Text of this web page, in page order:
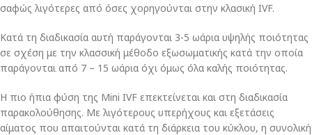
σαφώς λιγότερες από όσες χορηγούνται στην κλασική IVF.
Κατά τη διαδικασία αυτή παράγονται 3-5 ωάρια υψηλής ποιότητας
σε σχέση με την κλασσική μέθοδο εξωσωματικής κατά την οποία
παράγονται από 7 – 15 ωάρια όχι όμως όλα καλής ποιότητας.
Η πιο ήπια φύση της Mini IVF επεκτείνεται και στη διαδικασία
παρακολούθησης. Με λιγότερους υπερήχους και εξετάσεις
αίματος που απαιτούνται κατά τη διάρκεια του κύκλου, η συνολική